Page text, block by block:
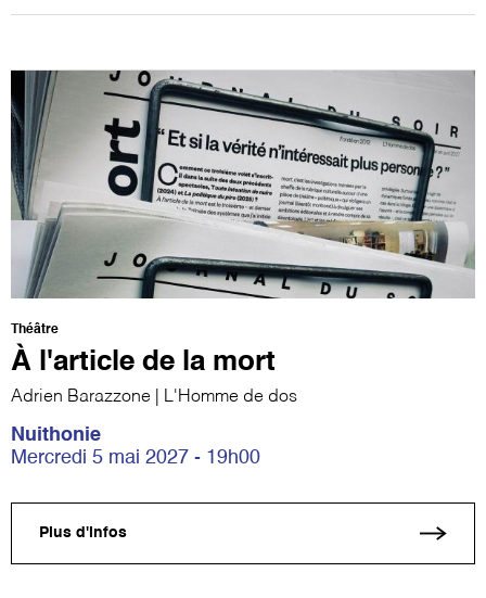
Théâtre
À l'article de la mort
Adrien Barazzone | L'Homme de dos
Nuithonie
Mercredi 5 mai 2027 - 19h00
Plus d'infos